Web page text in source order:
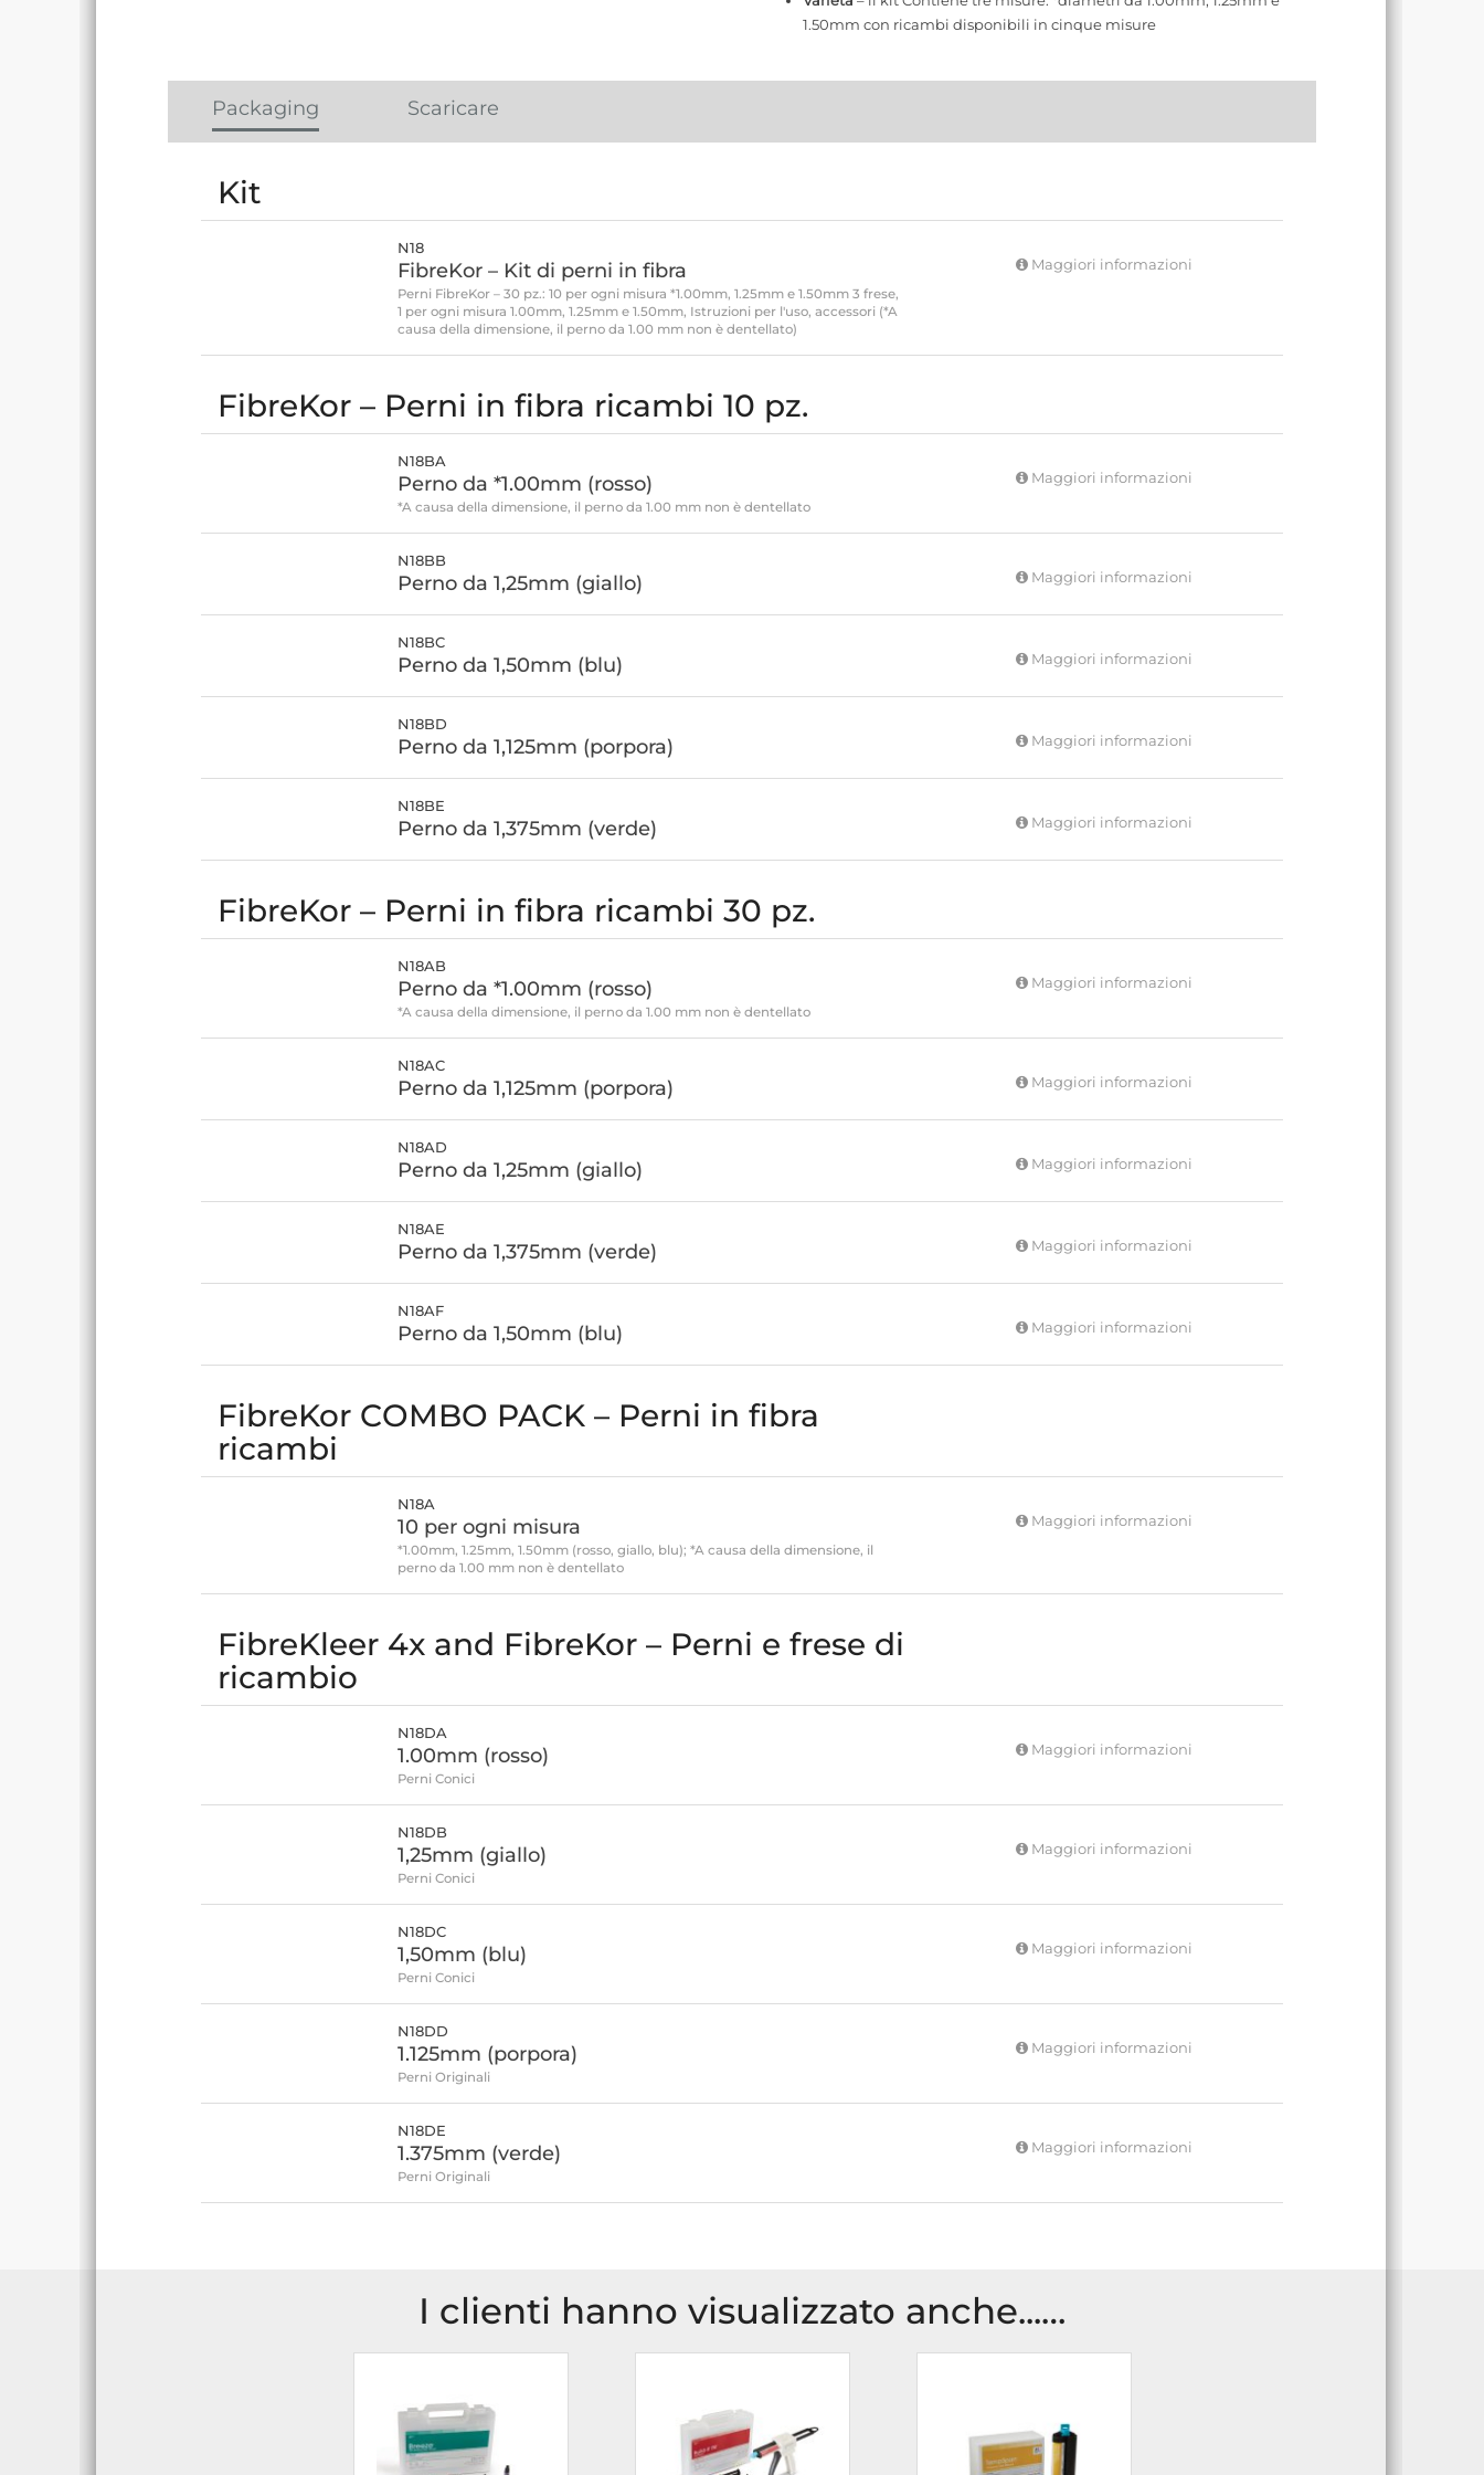
1.50mm con ricambi disponibili in cinque misure
Packaging Scaricare
Kit
N18
FibreKor – Kit di perni in fibra
Perni FibreKor – 30 pz.: 10 per ogni misura *1.00mm, 1.25mm e 1.50mm 3 frese,
1 per ogni misura 1.00mm, 1.25mm e 1.50mm, Istruzioni per l'uso, accessori (*A
causa della dimensione, il perno da 1.00 mm non è dentellato)
Maggiori informazioni
FibreKor – Perni in fibra ricambi 10 pz.
N18BA
Perno da *1.00mm (rosso)
*A causa della dimensione, il perno da 1.00 mm non è dentellato
Maggiori informazioni
N18BB
Perno da 1,25mm (giallo) Maggiori informazioni
N18BC
Perno da 1,50mm (blu) Maggiori informazioni
N18BD
Perno da 1,125mm (porpora) Maggiori informazioni
N18BE
Perno da 1,375mm (verde) Maggiori informazioni
FibreKor – Perni in fibra ricambi 30 pz.
N18AB
Perno da *1.00mm (rosso)
*A causa della dimensione, il perno da 1.00 mm non è dentellato
Maggiori informazioni
N18AC
Perno da 1,125mm (porpora) Maggiori informazioni
N18AD
Perno da 1,25mm (giallo) Maggiori informazioni
N18AE
Perno da 1,375mm (verde) Maggiori informazioni
N18AF
Perno da 1,50mm (blu) Maggiori informazioni
FibreKor COMBO PACK – Perni in fibra
ricambi
N18A
10 per ogni misura
*1.00mm, 1.25mm, 1.50mm (rosso, giallo, blu); *A causa della dimensione, il
perno da 1.00 mm non è dentellato
Maggiori informazioni
FibreKleer 4x and FibreKor – Perni e frese di
ricambio
N18DA
1.00mm (rosso)
Perni Conici
Maggiori informazioni
N18DB
1,25mm (giallo)
Perni Conici
Maggiori informazioni
N18DC
1,50mm (blu)
Perni Conici
Maggiori informazioni
N18DD
1.125mm (porpora)
Perni Originali
Maggiori informazioni
N18DE
1.375mm (verde)
Perni Originali
Maggiori informazioni
I clienti hanno visualizzato anche...…